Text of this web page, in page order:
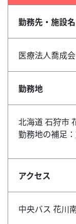
勤務先・施設名
医療法人喬成会
勤務地
北海道 石狩市
勤務地の補足
アクセス
中央バス 花川